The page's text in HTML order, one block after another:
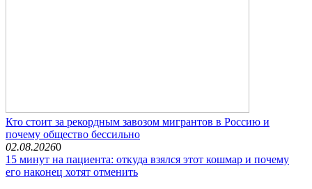
Кто стоит за рекордным завозом мигрантов в Россию и
почему общество бессильно
02.08.20260
15 минут на пациента: откуда взялся этот кошмар и почему
его наконец хотят отменить